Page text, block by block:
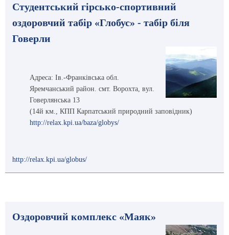
Студентський гірсько-спортивний
оздоровчий табір «Глобус» - табір біля
Говерли
Адреса: Ів.-Франківська обл.
Яремчанський район. смт. Ворохта, вул.
Говерлянська 13
(14й км., КПП Карпатський природний заповідник)
http://relax.kpi.ua/baza/globys/
http://relax.kpi.ua/globus/
Оздоровчий комплекс «Маяк»